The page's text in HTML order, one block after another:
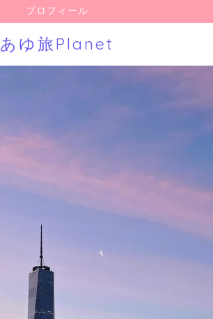
プロフィール
あゆ旅Planet